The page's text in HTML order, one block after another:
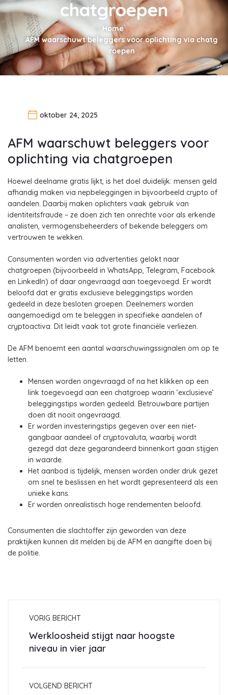
chatgroepen
Home
AFM waarschuwt beleggers voor oplichting via chatg
roepen
oktober 24, 2025
AFM waarschuwt beleggers voor
oplichting via chatgroepen
Hoewel deelname gratis lijkt, is het doel duidelijk: mensen geld
afhandig maken via nepbeleggingen in bijvoorbeeld crypto of
aandelen. Daarbij maken oplichters vaak gebruik van
identiteitsfraude – ze doen zich ten onrechte voor als erkende
analisten, vermogensbeheerders of bekende beleggers om
vertrouwen te wekken.
Consumenten worden via advertenties gelokt naar
chatgroepen (bijvoorbeeld in WhatsApp, Telegram, Facebook
en LinkedIn) of daar ongevraagd aan toegevoegd. Er wordt
beloofd dat er gratis exclusieve beleggingstips worden
gedeeld in deze besloten groepen. Deelnemers worden
aangemoedigd om te beleggen in specifieke aandelen of
cryptoactiva. Dit leidt vaak tot grote financiële verliezen.
De AFM benoemt een aantal waarschuwingssignalen om op te
letten.
Mensen worden ongevraagd of na het klikken op een
link toegevoegd aan een chatgroep waarin ‘exclusieve’
beleggingstips worden gedeeld. Betrouwbare partijen
doen dit nooit ongevraagd.
Er worden investeringstips gegeven over een niet-
gangbaar aandeel of cryptovaluta, waarbij wordt
gezegd dat deze gegarandeerd binnenkort gaan stijgen
in waarde.
Het aanbod is tijdelijk, mensen worden onder druk gezet
om snel te beslissen en het wordt gepresenteerd als een
unieke kans.
Er worden onrealistisch hoge rendementen beloofd.
Consumenten die slachtoffer zijn geworden van deze
praktijken kunnen dit melden bij de AFM en aangifte doen bij
de politie.
VORIG BERICHT
Werkloosheid stijgt naar hoogste
niveau in vier jaar
VOLGEND BERICHT